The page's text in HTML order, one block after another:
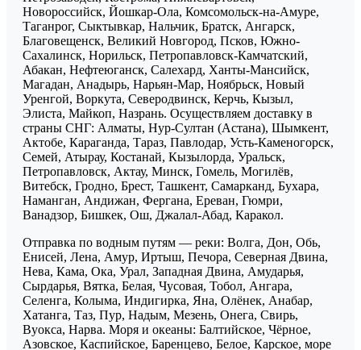
Новороссийск, Йошкар-Ола, Комсомольск-на-Амуре,
Таганрог, Сыктывкар, Нальчик, Братск, Ангарск,
Благовещенск, Великий Новгород, Псков, Южно-
Сахалинск, Норильск, Петропавловск-Камчатский,
Абакан, Нефтеюганск, Салехард, Ханты-Мансийск,
Магадан, Анадырь, Нарьян-Мар, Ноябрьск, Новый
Уренгой, Воркута, Северодвинск, Керчь, Кызыл,
Элиста, Майкоп, Назрань. Осуществляем доставку в
страны СНГ: Алматы, Нур-Султан (Астана), Шымкент,
Актобе, Караганда, Тараз, Павлодар, Усть-Каменогорск,
Семей, Атырау, Костанай, Кызылорда, Уральск,
Петропавловск, Актау, Минск, Гомель, Могилёв,
Витебск, Гродно, Брест, Ташкент, Самарканд, Бухара,
Наманган, Андижан, Фергана, Ереван, Гюмри,
Ванадзор, Бишкек, Ош, Джалал-Абад, Каракол.
Отправка по водным путям — реки: Волга, Дон, Обь,
Енисей, Лена, Амур, Иртыш, Печора, Северная Двина,
Нева, Кама, Ока, Урал, Западная Двина, Амударья,
Сырдарья, Вятка, Белая, Чусовая, Тобол, Ангара,
Селенга, Колыма, Индигирка, Яна, Олёнек, Анабар,
Хатанга, Таз, Пур, Надым, Мезень, Онега, Свирь,
Вуокса, Нарва. Моря и океаны: Балтийское, Чёрное,
Азовское, Каспийское, Баренцево, Белое, Карское, море